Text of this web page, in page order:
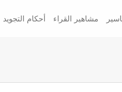
مشاهير القراء أحكام التجويد